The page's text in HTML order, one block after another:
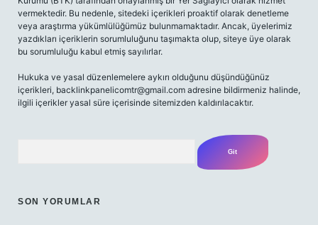
vermektedir. Bu nedenle, sitedeki içerikleri proaktif olarak denetleme
veya araştırma yükümlülüğümüz bulunmamaktadır. Ancak, üyelerimiz
yazdıkları içeriklerin sorumluluğunu taşımakta olup, siteye üye olarak
bu sorumluluğu kabul etmiş sayılırlar.
Hukuka ve yasal düzenlemelere aykırı olduğunu düşündüğünüz
içerikleri, backlinkpanelicomtr@gmail.com adresine bildirmeniz halinde,
ilgili içerikler yasal süre içerisinde sitemizden kaldırılacaktır.
SON YORUMLAR